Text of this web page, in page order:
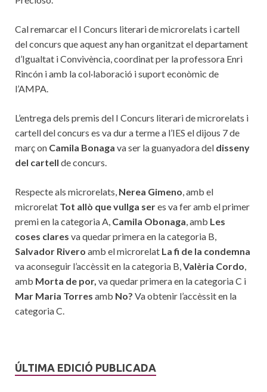
Cal remarcar el I Concurs literari de microrelats i cartell
del concurs que aquest any han organitzat el departament
d’Igualtat i Convivència, coordinat per la professora Enri
Rincón i amb la col·laboració i suport econòmic de
l’AMPA.
L’entrega dels premis del I Concurs literari de microrelats i
cartell del concurs es va dur a terme a l’IES el dijous 7 de
març on Camila Bonaga va ser la guanyadora del disseny
del cartell de concurs.
Respecte als microrelats, Nerea Gimeno , amb el
microrelat Tot allò que vullga seres va fer amb el primer
premi en la categoria A, Camila Obonaga , amb Les
coses clares va quedar primera en la categoria B,
Salvador Rivero amb el microrelat La fi de la condemna
va aconseguir l’accèssit en la categoria B, Valèria Cordo
amb Morta de por, va quedar primera en la categoria C i
Mar Maria Torres amb No? Va obtenir l’accèssit en la
categoria C.
ÚLTIMA EDICIÓ PUBLICADA